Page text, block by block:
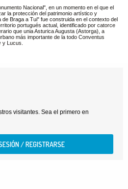
Nacional", en un momento en el que el
la protección del patrimonio artístico y
Braga a Tui" fue construida en el contexto del
portugués actual, identificado por catorce
que unia Asturica Augusta (Astorga), a
más importante de la todo Conventus
y Lucus.
visitantes. Sea el primero en